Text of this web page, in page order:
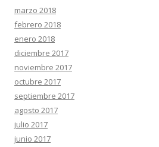
marzo 2018
febrero 2018
enero 2018
diciembre 2017
noviembre 2017
octubre 2017
septiembre 2017
agosto 2017
julio 2017
junio 2017